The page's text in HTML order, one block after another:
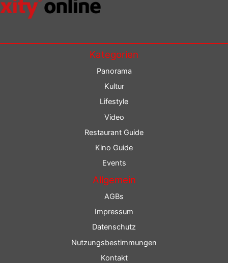
Kategorien
Panorama
Kultur
Lifestyle
Video
Restaurant Guide
Kino Guide
Events
Allgemein
AGBs
Impressum
Datenschutz
Nutzungsbestimmungen
Kontakt